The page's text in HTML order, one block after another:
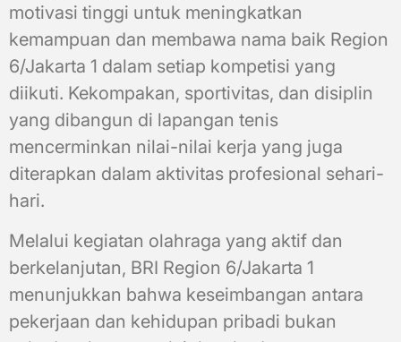
motivasi tinggi untuk meningkatkan
kemampuan dan membawa nama baik Region
6/Jakarta 1 dalam setiap kompetisi yang
diikuti. Kekompakan, sportivitas, dan disiplin
yang dibangun di lapangan tenis
mencerminkan nilai-nilai kerja yang juga
diterapkan dalam aktivitas profesional sehari-
hari.
Melalui kegiatan olahraga yang aktif dan
berkelanjutan, BRI Region 6/Jakarta 1
menunjukkan bahwa keseimbangan antara
pekerjaan dan kehidupan pribadi bukan